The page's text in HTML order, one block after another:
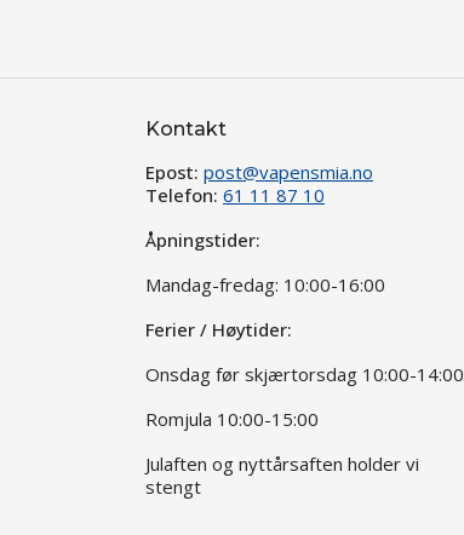
Kontakt
Epost: post@vapensmia.no
Telefon: 61 11 87 10
Åpningstider:
Mandag-fredag: 10:00-16:00
Ferier / Høytider:
Onsdag før skjærtorsdag 10:00-14:00
Romjula 10:00-15:00
Julaften og nyttårsaften holder vi
stengt